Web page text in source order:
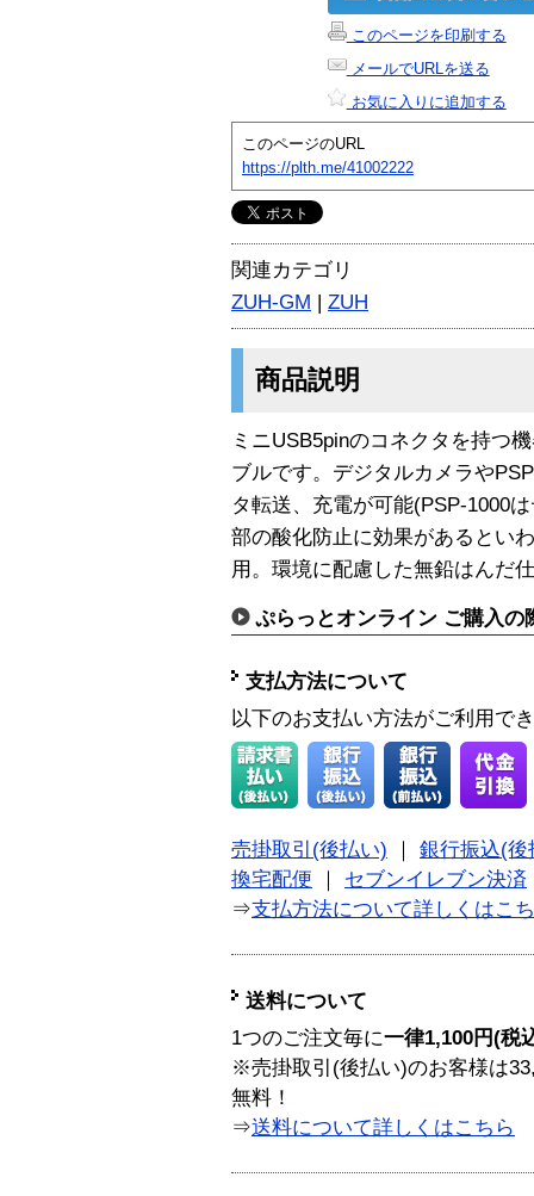
このページを印刷する
メールでURLを送る
お気に入りに追加する
このページのURL
https://plth.me/41002222
関連カテゴリ
ZUH-GM | ZUH
商品説明
ミニUSB5pinのコネクタを持つ
ブルです。デジタルカメラや
タ転送、充電が可能(PSP-1000
部の酸化防止に効果があるとい
用。環境に配慮した無鉛はんだ
ぷらっとオンライン ご購入の
支払方法について
以下のお支払い方法がご利用で
売掛取引(後払い)
銀行振込(後
換宅配便
セブンイレブン決済
⇒支払方法について詳しくはこ
送料について
1つのご注文毎に一律1,100円(税
※売掛取引(後払い)のお客様は
無料！
⇒送料について詳しくはこちら